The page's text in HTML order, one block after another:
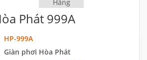
Phát 999A
HP-999A
Giàn phơi Hòa Phát